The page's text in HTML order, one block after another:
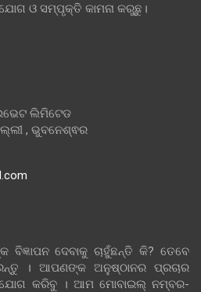
ଓ ସମ୍ପୃକ୍ତି କାମନା କରୁଛୁ।
ଲିମିଟେଡ
, ଭୁବନେଶ୍ଵର
ଦେବାକୁ ଚାହୁଁଛନ୍ତି କି? ତେବେ
। ଆପଣଙ୍କ ଅନୁଷ୍ଠାନର ପ୍ରଚାର
କରିବୁ । ଆମ ମୋବାଇଲ୍ ନମ୍ବର-